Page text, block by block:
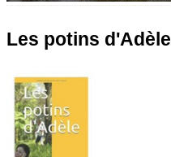
Les potins d'Adèle